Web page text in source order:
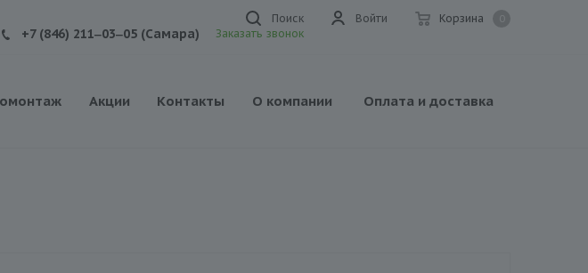
Корзина
Войти
Поиск
+7 (846) 211‒03‒05 (Самара) Заказать звонок
Акции Контакты О компании Оплата и доставка